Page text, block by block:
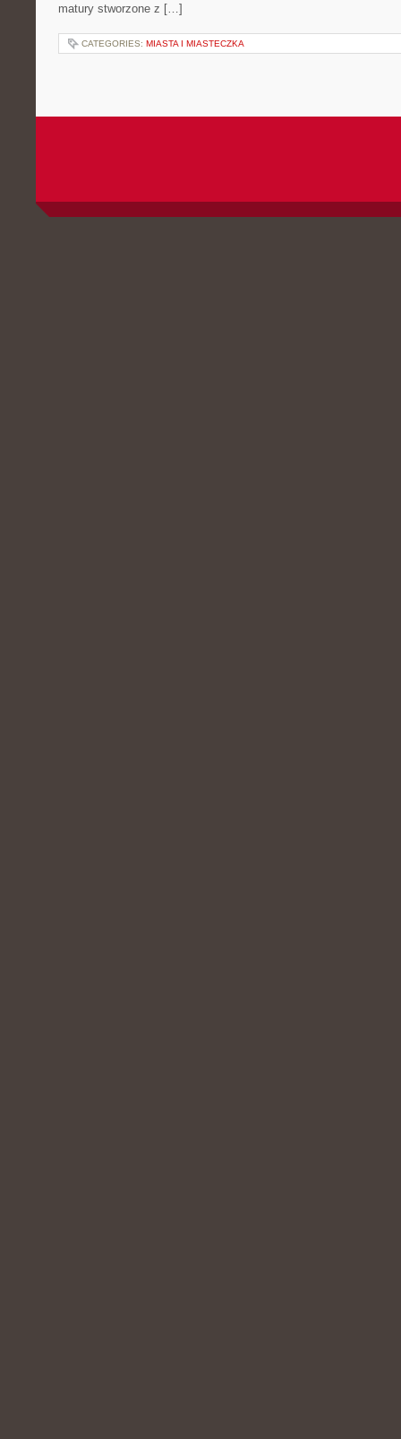
matury stworzone z […]
CATEGORIES: MIASTA I MIASTECZKA